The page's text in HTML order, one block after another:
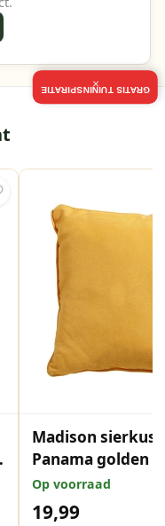
Madison
Panama golden
cm
Op voorraad
19,99
GRATIS TUININSPIRATIE
×